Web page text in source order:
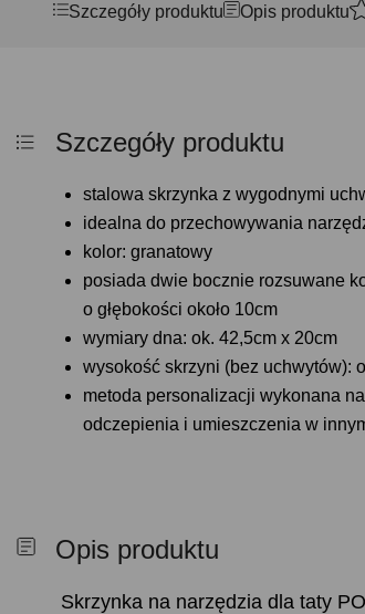
Szczegóły produktu Opis produktu
Szczegóły produktu
stalowa skrzynka z wygodnymi
idealna do przechowywania
kolor: granatowy
posiada dwie bocznie rozsuwane
o głębokości około 10cm
wymiary dna: ok. 42,5cm x 20cm
wysokość skrzyni (bez uchwytów):
metoda personalizacji wykonana
odczepienia i umieszczenia w
Opis produktu
Skrzynka na narzędzia dla taty